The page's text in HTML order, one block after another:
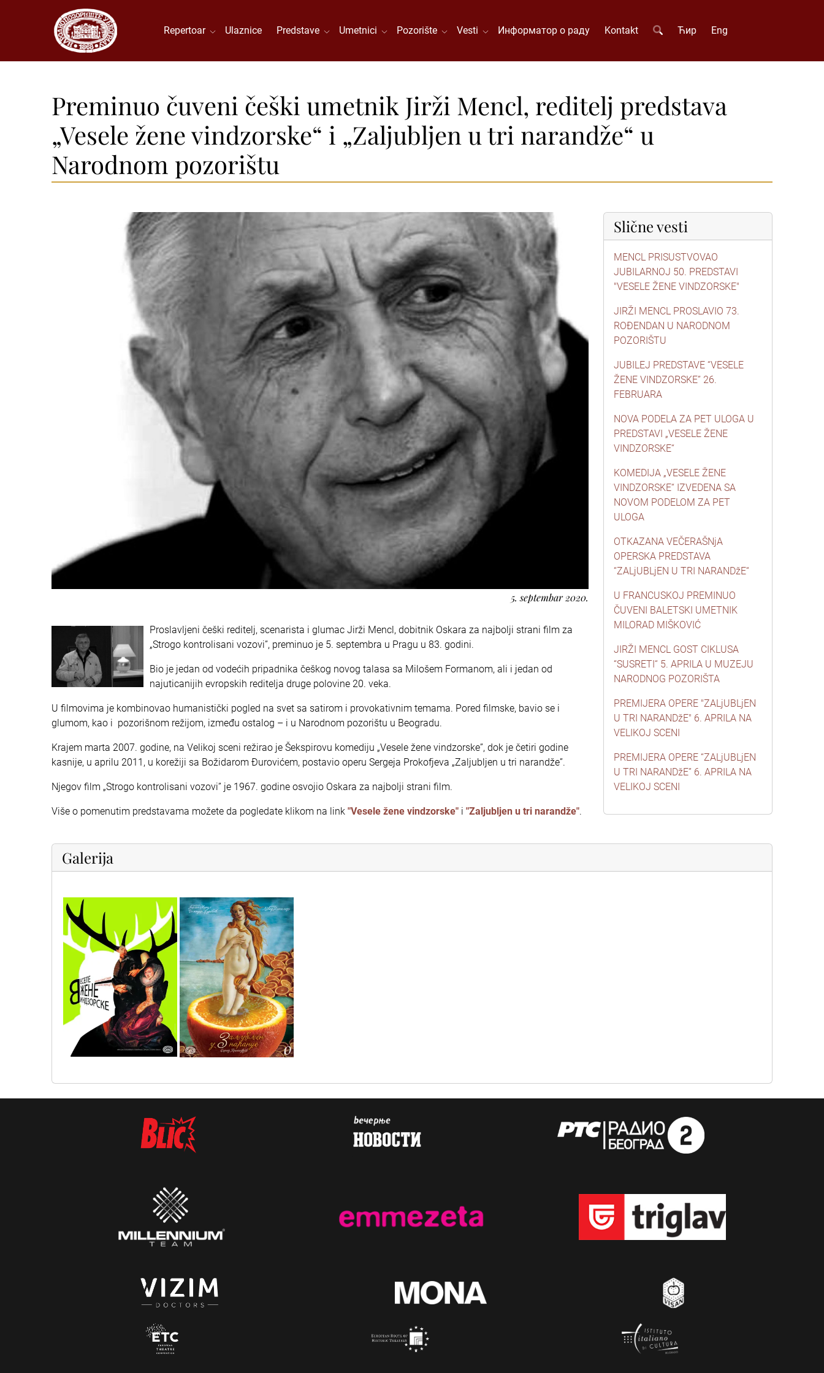
Repertoar Ulaznice Predstave Umetnici Pozorište Vesti Информатор о раду Kontakt Ћир Eng
Preminuo čuveni češki umetnik Jirži Mencl, reditelj predstava
„Vesele žene vindzorske“ i „Zaljubljen u tri narandže“ u
Narodnom pozorištu
5. septembar 2020.
Proslavljeni češki reditelj, scenarista i glumac Jirži Mencl, dobitnik Oskara za najbolji strani film za
„Strogo kontrolisani vozovi”, preminuo je 5. septembra u Pragu u 83. godini.
Bio je jedan od vodećih pripadnika češkog novog talasa sa Milošem Formanom, ali i jedan od
najuticanijih evropskih reditelja druge polovine 20. veka.
U filmovima je kombinovao humanistički pogled na svet sa satirom i provokativnim temama. Pored filmske, bavio se i
glumom, kao i pozorišnom režijom, između ostalog – i u Narodnom pozorištu u Beogradu.
Krajem marta 2007. godine, na Velikoj sceni režirao je Šekspirovu komediju „Vesele žene vindzorske”, dok je četiri godine
kasnije, u aprilu 2011, u korežiji sa Božidarom Ðurovićem, postavio operu Sergeja Prokofjeva „Zaljubljen u tri narandže”.
Njegov film „Strogo kontrolisani vozovi” je 1967. godine osvojio Oskara za najbolji strani film.
Više o pomenutim predstavama možete da pogledate klikom na link "Vesele žene vindzorske" i "Zaljubljen u tri narandže".
Slične vesti
MENCL PRISUSTVOVAO
JUBILARNOJ 50. PREDSTAVI
"VESELE ŽENE VINDZORSKE"
JIRŽI MENCL PROSLAVIO 73.
ROĐENDAN U NARODNOM
POZORIŠTU
JUBILEJ PREDSTAVE “VESELE
ŽENE VINDZORSKE” 26.
FEBRUARA
NOVA PODELA ZA PET ULOGA U
PREDSTAVI „VESELE ŽENE
VINDZORSKE“
KOMEDIJA „VESELE ŽENE
VINDZORSKE“ IZVEDENA SA
NOVOM PODELOM ZA PET
ULOGA
OTKAZANA VEČERAŠNjA
OPERSKA PREDSTAVA
“ZALjUBLjEN U TRI NARANDžE“
U FRANCUSKOJ PREMINUO
ČUVENI BALETSKI UMETNIK
MILORAD MIŠKOVIĆ
JIRŽI MENCL GOST CIKLUSA
“SUSRETI“ 5. APRILA U MUZEJU
NARODNOG POZORIŠTA
PREMIJERA OPERE "ZALjUBLjEN
U TRI NARANDžE" 6. APRILA NA
VELIKOJ SCENI
PREMIJERA OPERE “ZALjUBLjEN
U TRI NARANDžE” 6. APRILA NA
VELIKOJ SCENI
Galerija
4 5